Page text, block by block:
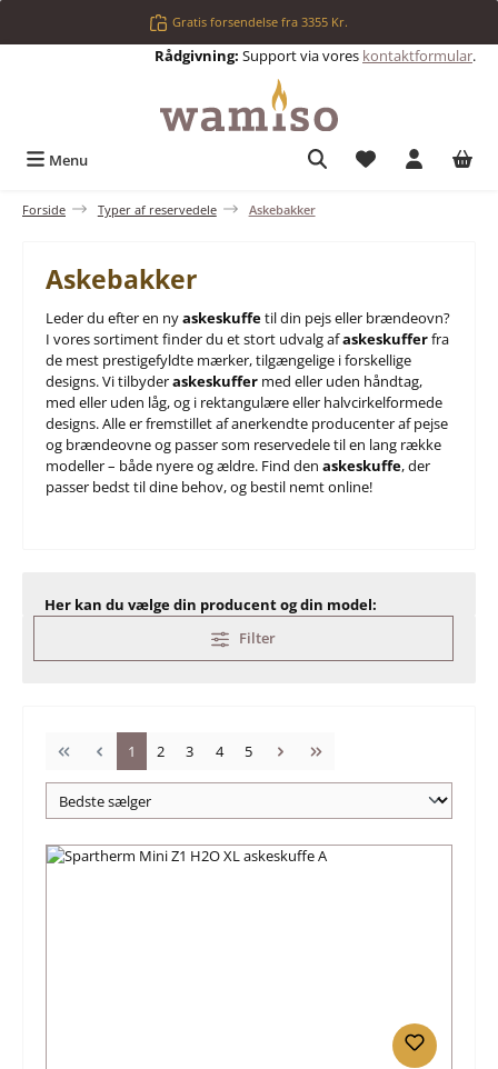
Gratis forsendelse fra 3355 Kr.
Rådgivning: Support via vores kontaktformular.
Menu Du har 0
Forside Typer af reservedele Askebakker
Askebakker
Leder du efter en nyaskeskuffetil din pejs eller brændeovn?
I vores sortiment finder du et stort udvalg afaskeskufferfra
de mest prestigefyldte mærker, tilgængelige i forskellige
designs. Vi tilbyderaskeskuffer med eller uden håndtag,
med eller uden låg, og i rektangulære eller halvcirkelformede
designs. Alle er fremstillet af anerkendte producenter af pejse
og brændeovne og passer som reservedele til en lang række
modeller – både nyere og ældre. Find den askeskuffe, der
passer bedst til dine behov, og bestil nemt online!
Her kan du vælge din producent og din model:
Filter
Side
1 Side
2 Side
3 Side
4 Side
5